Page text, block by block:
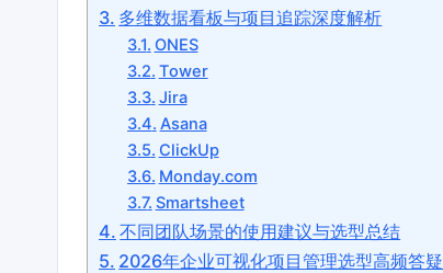
多维数据看板与项目追踪深度解析
ONES
Tower
Jira
Asana
ClickUp
Monday.com
Smartsheet
不同团队场景的使用建议与选型总结
2026年企业可视化项目管理选型高频答疑